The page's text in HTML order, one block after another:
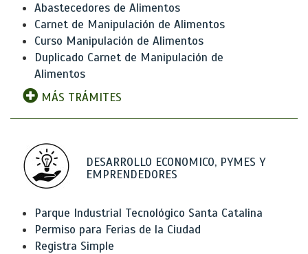
Abastecedores de Alimentos
Carnet de Manipulación de Alimentos
Curso Manipulación de Alimentos
Duplicado Carnet de Manipulación de
Alimentos
MÁS TRÁMITES
DESARROLLO ECONOMICO, PYMES Y
EMPRENDEDORES
Parque Industrial Tecnológico Santa Catalina
Permiso para Ferias de la Ciudad
Registra Simple